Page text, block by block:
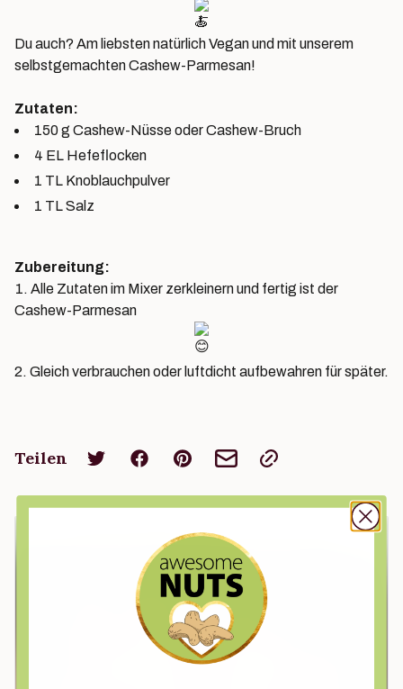
Du auch? Am liebsten natürlich Vegan und mit unserem
selbstgemachten Cashew-Parmesan!
Zutaten:
150 g Cashew-Nüsse oder Cashew-Bruch
4 EL Hefeflocken
1 TL Knoblauchpulver
1 TL Salz
Zubereitung:
Alle Zutaten im Mixer zerkleinern und fertig ist der
Cashew-Parmesan
Gleich verbrauchen oder luftdicht aufbewahren für später.
Teilen